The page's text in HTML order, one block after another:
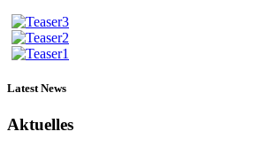
Latest News
Aktuelles